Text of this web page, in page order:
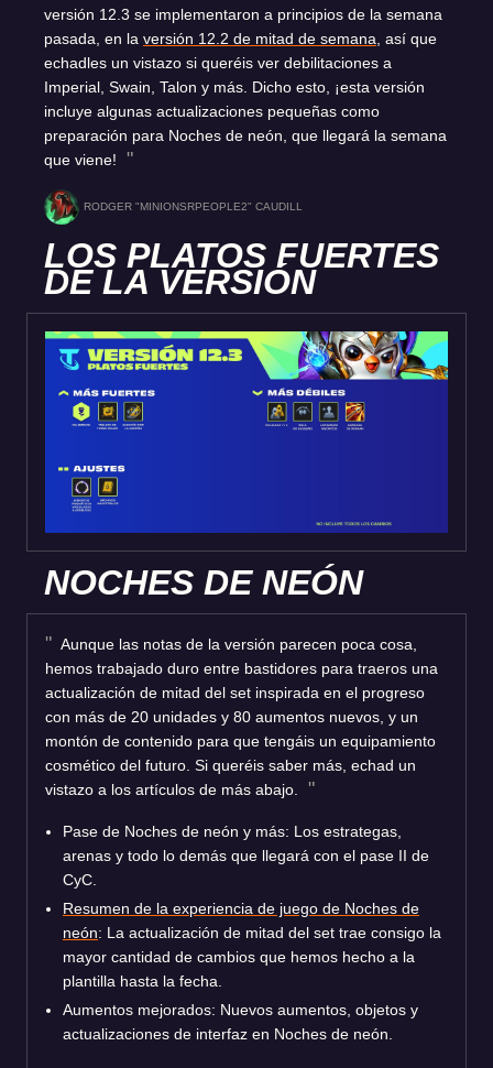
versión 12.3 se implementaron a principios de la semana
pasada, en la versión 12.2 de mitad de semana , así que
echadles un vistazo si queréis ver debilitaciones a
Imperial, Swain, Talon y más. Dicho esto, ¡esta versión
incluye algunas actualizaciones pequeñas como
preparación para Noches de neón, que llegará la semana
que viene!
RODGER "MINIONSRPEOPLE2" CAUDILL
LOS PLATOS FUERTES
DE LA VERSIÓN
NOCHES DE NEÓN
Aunque las notas de la versión parecen poca cosa,
hemos trabajado duro entre bastidores para traeros una
actualización de mitad del set inspirada en el progreso
con más de 20 unidades y 80 aumentos nuevos, y un
montón de contenido para que tengáis un equipamiento
cosmético del futuro. Si queréis saber más, echad un
vistazo a los artículos de más abajo.
Pase de Noches de neón y más: Los estrategas,
arenas y todo lo demás que llegará con el pase II de
CyC.
Resumen de la experiencia de juego de Noches de
neón: La actualización de mitad del set trae consigo la
mayor cantidad de cambios que hemos hecho a la
plantilla hasta la fecha.
Aumentos mejorados: Nuevos aumentos, objetos y
actualizaciones de interfaz en Noches de neón.